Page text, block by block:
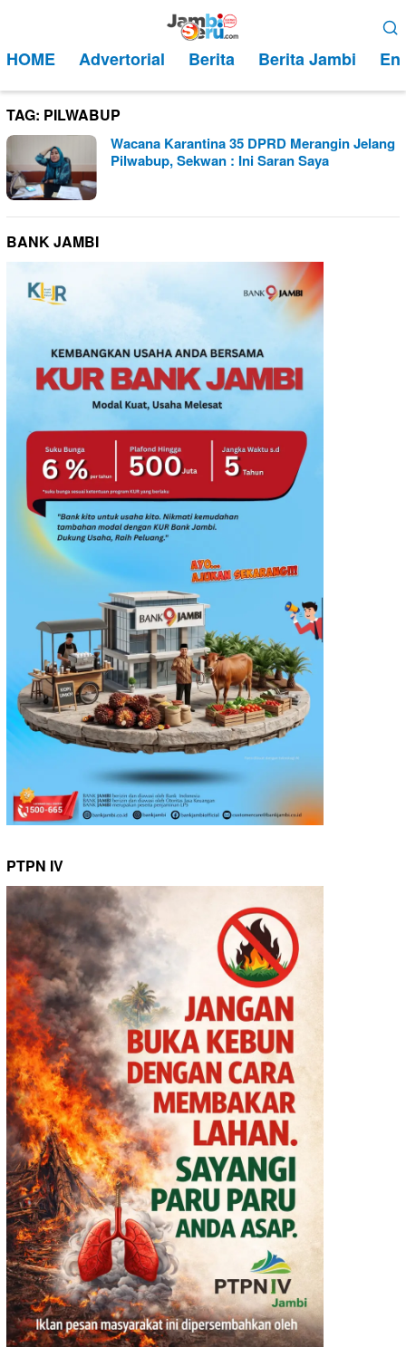
kontenMobile
HOME Advertorial Berita Berita Jambi
TAG: PILWABUP
Wacana Karantina 35 DPRD Merangin Jelang
Pilwabup, Sekwan : Ini Saran Saya
BANK JAMBI
PTPN IV